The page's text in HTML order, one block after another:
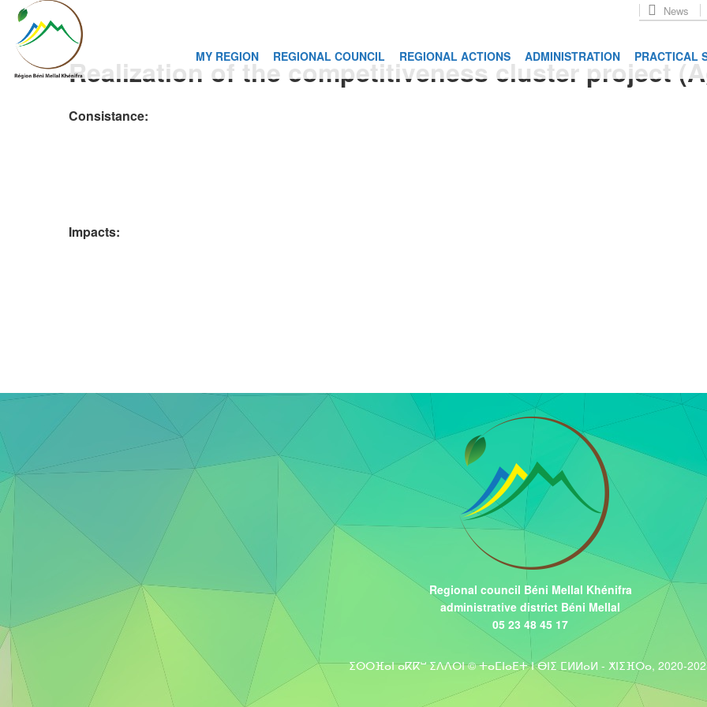
News
MY REGION REGIONAL COUNCIL REGIONAL ACTIONS ADMINISTRATION PRACTICAL
Realization of the competitiveness cluster project
Consistance:
Impacts:
Regional council Béni Mellal Khénifra
administrative district Béni Mellal
05 23 48 45 17
ⵉⵙⵔⴼⴰⵏ ⴰⴽⴽⵯ ⵉⴷⴷⵔⵏ © ⵜⴰⵎⵏⴰⴹⵜ ⵏ ⴱⵏⵉ ⵎⵍⵍⴰⵍ - ⵅⵏⵉⴼⵔⴰ, 2020-